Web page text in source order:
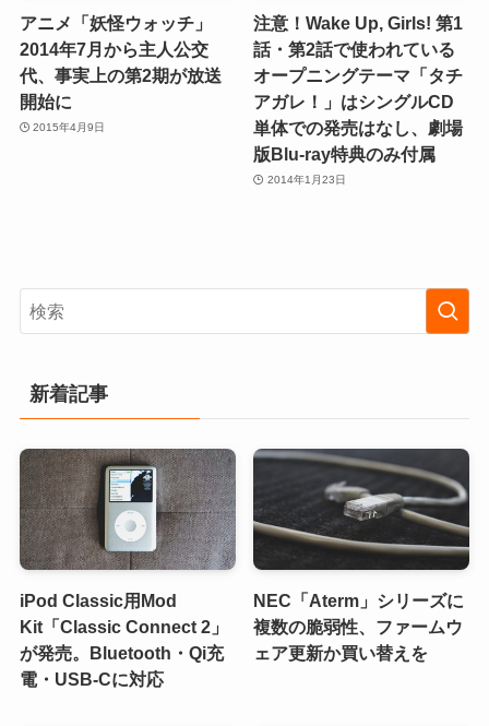
アニメ「妖怪ウォッチ」
2014年7月から主人公交
代、事実上の第2期が放送
開始に
2015年4月9日
注意！Wake Up, Girls! 第1
話・第2話で使われている
オープニングテーマ「タチ
アガレ！」はシングルCD
単体での発売はなし、劇場
版Blu-ray特典のみ付属
2014年1月23日
新着記事
iPod Classic用Mod
Kit「Classic Connect 2」
が発売。Bluetooth・Qi充
電・USB-Cに対応
NEC「Aterm」シリーズに
複数の脆弱性、ファームウ
ェア更新か買い替えを